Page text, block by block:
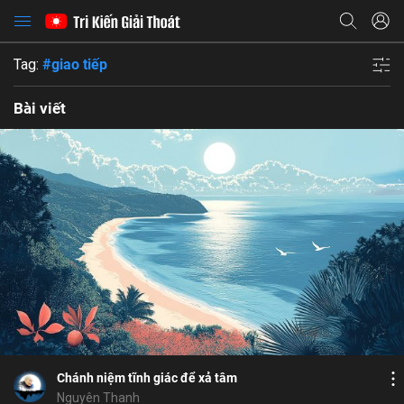
Tag: #giao tiếp
Bài viết
Định Vô Lậu huân tập Yoga sống là tu
7 8
Chánh niệm tĩnh giác để xả tâm
Nguyên Thanh
Bỏ chọn
Bỏ chọn
Bỏ chọn
Bình luận
Lưu
Họ và tên
Địa chỉ email
Địa chỉ email